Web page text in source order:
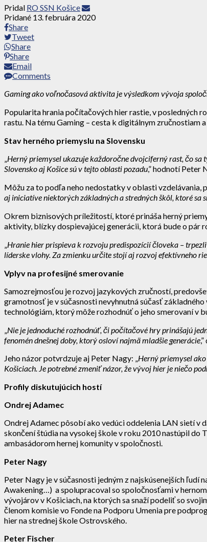
Pridal RO SSN Košice
Pridané 13. februára 2020
Share
Tweet
Share
Share
Email
Comments
Gaming ako voľnočasová aktivita je výsledkom vývoja
Popularita hrania počítačových hier rastie, v posledných
rastu. Na tému Gaming – cesta k digitálnym zručnostiam
Stav herného priemyslu na Slovensku
Herný priemysel ukazuje každoročne dvojciferný rast, čo
Slovensko aj Košice sú v tejto oblasti pozadu,” hodnotí Peter
Môžu za to podľa neho nedostatky v oblasti vzdelávania,
aj iniciatíve niektorých základných a stredných škôl, ktoré
Okrem biznisových príležitostí, ktoré prináša herný
aktivity, blízky dospievajúcej generácii, ktorá bude o pár
Hranie hier prispieva k rozvoju predispozícií človeka –
líderske vlohy. Za zmienku určite stojí aj rozvoj efektívneho
Vplyv na profesijné smerovanie
Samozrejmosťou je rozvoj jazykových zručností,
gramotnosť je v súčasnosti nevyhnutná súčasť
technológiám, ktorý môže rozhodnúť o jeho smerovaní v
Nie je jednoduché rozhodnúť, či počítačové hry prinášajú
fenomén dnešnej doby, ktorý osloví najmä mladšie generácie
Jeho názor potvrdzuje aj Peter Nagy: „ Herný priemysel
Košiciach. Je potrebné zmeniť názor, že vývoj hier je niečo
Profily diskutujúcich hostí
Ondrej Adamec
Ondrej Adamec pôsobí ako vedúci oddelenia LAN sietí v
skončení štúdia na vysokej škole v roku 2010 nastúpil do
ambasádorom hernej komunity v spoločnosti.
Peter Nagy
Peter Nagy je v súčasnosti jedným z najskúsenejších
Awakening…) a spolupracoval so spoločnosťami v
vývojárov v Košiciach, na ktorých sa snaží podeliť so
členom komisie vo Fonde na Podporu Umenia pre
hier na strednej škole Ostrovského.
Peter Fischer